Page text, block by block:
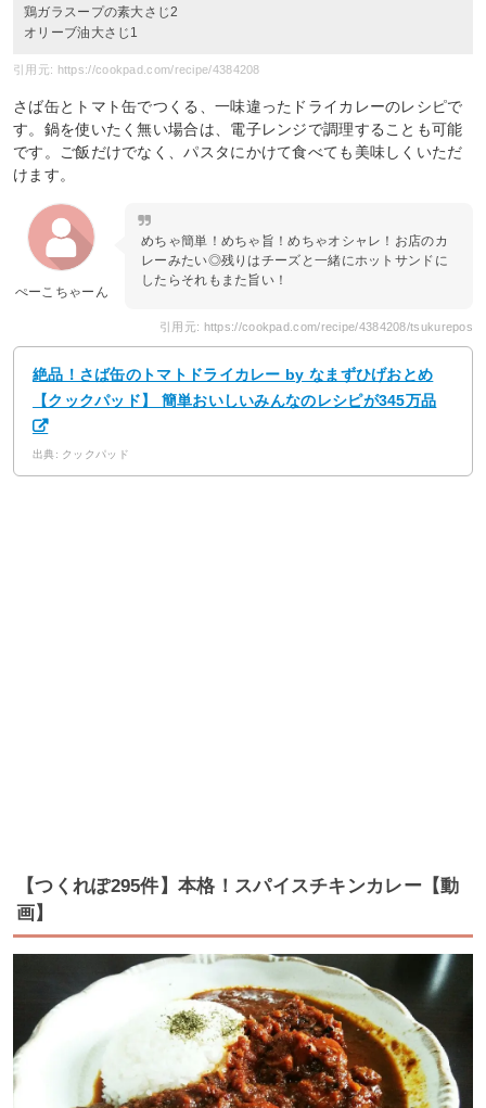
鶏ガラスープの素大さじ2
オリーブ油大さじ1
引用元: https://cookpad.com/recipe/4384208
さば缶とトマト缶でつくる、一味違ったドライカレーのレシピで
す。鍋を使いたく無い場合は、電子レンジで調理することも可能
です。ご飯だけでなく、パスタにかけて食べても美味しくいただ
けます。
ぺーこちゃーん
めちゃ簡単！めちゃ旨！めちゃオシャレ！お店のカ
レーみたい◎残りはチーズと一緒にホットサンドに
したらそれもまた旨い！
引用元: https://cookpad.com/recipe/4384208/tsukurepos
絶品！さば缶のトマトドライカレー by なまずひげおとめ
【クックパッド】 簡単おいしいみんなのレシピが345万品
出典: クックパッド
【つくれぽ295件】本格！スパイスチキンカレー【動
画】